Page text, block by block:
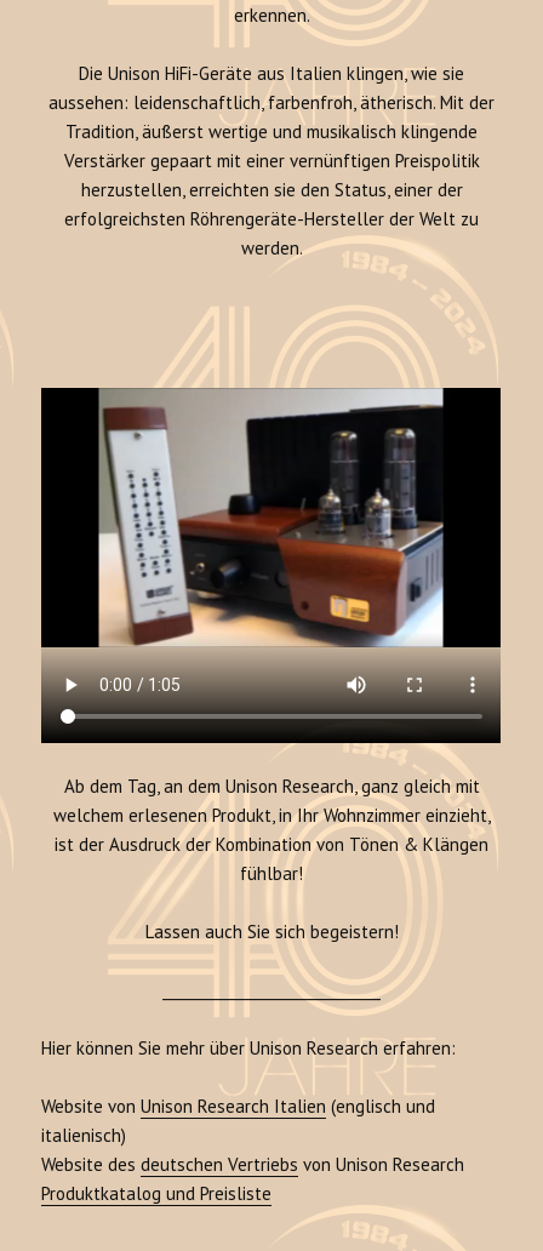
erkennen.
Die Unison HiFi-Geräte aus Italien klingen, wie sie
aussehen: leidenschaftlich, farbenfroh, ätherisch. Mit der
Tradition, äußerst wertige und musikalisch klingende
Verstärker gepaart mit einer vernünftigen Preispolitik
herzustellen, erreichten sie den Status, einer der
erfolgreichsten Röhrengeräte-Hersteller der Welt zu
werden.
Ab dem Tag, an dem Unison Research, ganz gleich mit
welchem erlesenen Produkt, in Ihr Wohnzimmer einzieht,
ist der Ausdruck der Kombination von Tönen & Klängen
fühlbar!
Lassen auch Sie sich begeistern!
______________________________
Hier können Sie mehr über Unison Research erfahren:
Website vonUnison Research Italien (englisch und
italienisch)
Website desdeutschen Vertriebs von Unison Research
Produktkatalog und Preisliste